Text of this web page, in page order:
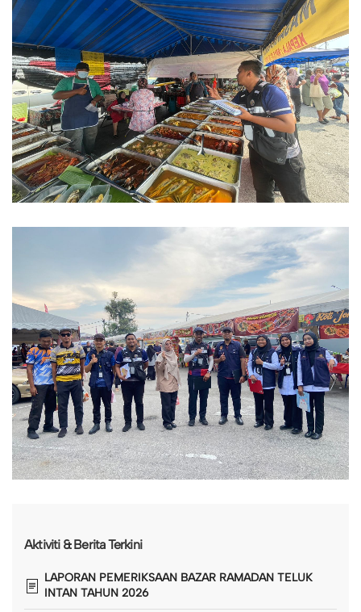
Aktiviti & Berita Terkini
LAPORAN PEMERIKSAAN BAZAR RAMADAN TELUK
INTAN TAHUN 2026